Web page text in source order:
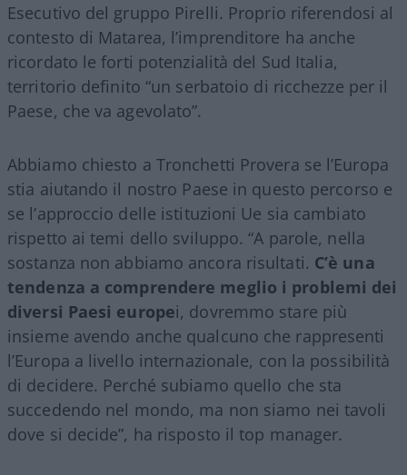
Esecutivo del gruppo Pirelli. Proprio riferendosi al
contesto di Matarea, l’imprenditore ha anche
ricordato le forti potenzialità del Sud Italia,
territorio definito “un serbatoio di ricchezze per il
Paese, che va agevolato”.
Abbiamo chiesto a Tronchetti Provera se l’Europa
stia aiutando il nostro Paese in questo percorso e
se l’approccio delle istituzioni Ue sia cambiato
rispetto ai temi dello sviluppo. “A parole, nella
sostanza non abbiamo ancora risultati. C’è una
tendenza a comprendere meglio i problemi dei
diversi Paesi europei, dovremmo stare più
insieme avendo anche qualcuno che rappresenti
l’Europa a livello internazionale, con la possibilità
di decidere. Perché subiamo quello che sta
succedendo nel mondo, ma non siamo nei tavoli
dove si decide”, ha risposto il top manager.